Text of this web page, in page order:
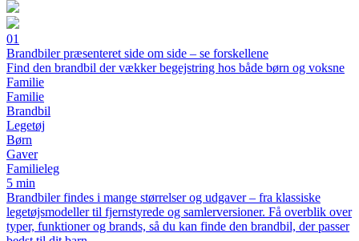
01
Brandbiler præsenteret side om side – se forskellene
Find den brandbil der vækker begejstring hos både børn og voksne
Familie
Familie
Brandbil
Legetøj
Børn
Gaver
Familieleg
5 min
Brandbiler findes i mange størrelser og udgaver – fra klassiske
legetøjsmodeller til fjernstyrede og samlerversioner. Få overblik over
typer, funktioner og brands, så du kan finde den brandbil, der passer